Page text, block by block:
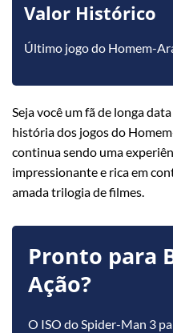
Valor Histórico
Último jogo do Homem-
Seja você um fã de longa
história dos jogos do
continua sendo uma
impressionante e rica em
amada trilogia de filmes.
Pronto para
Ação?
O ISO do Spider-Man 3